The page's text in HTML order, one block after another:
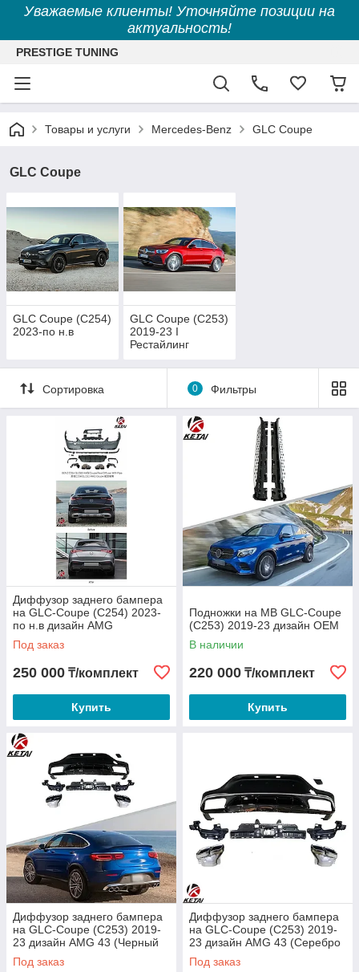
Уважаемые клиенты! Уточняйте позиции на
актуальность!
PRESTIGE TUNING
Товары и услуги Mercedes-Benz GLC Coupe
GLC Coupe
GLC Coupe (C254)
2023-по н.в
GLC Coupe (C253)
2019-23 I
Рестайлинг
Сортировка 0 Фильтры
Диффузор заднего бампера
на GLC-Coupe (C254) 2023-
по н.в дизайн AMG
Под заказ
250 000 ₸/комплект
Купить
Подножки на MB GLC-Coupe
(C253) 2019-23 дизайн OEM
В наличии
220 000 ₸/комплект
Купить
Диффузор заднего бампера
на GLC-Coupe (C253) 2019-
23 дизайн AMG 43 (Черный
цвет)
Под заказ
Диффузор заднего бампера
на GLC-Coupe (C253) 2019-
23 дизайн AMG 43 (Серебро
цвет)
Под заказ